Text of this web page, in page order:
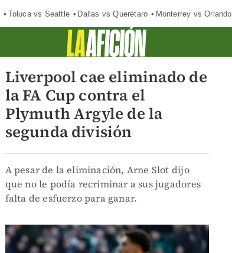
Toluca vs Seattle Dallas vs Querétaro Monterrey vs Orlando
Liverpool cae eliminado de
la FA Cup contra el
Plymuth Argyle de la
segunda división
A pesar de la eliminación, Arne Slot dijo
que no le podía recriminar a sus jugadores
falta de esfuerzo para ganar.